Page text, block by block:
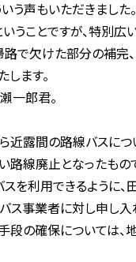
う声もいただきまし
うことですが、特別
路で欠けた部分の補
ます。
郎君。
露間の路線バスに
路線廃止となったも
を利用できるように
事業者に対し申し入
の確保については、